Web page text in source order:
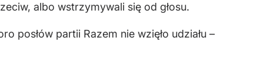
albo wstrzymywali się od głosu.
posłów partii Razem nie wzięło udziału –